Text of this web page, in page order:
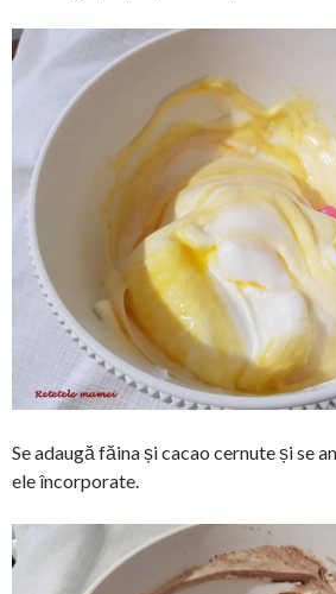
Se adaugă făina și cacao cernute și se
ele încorporate.